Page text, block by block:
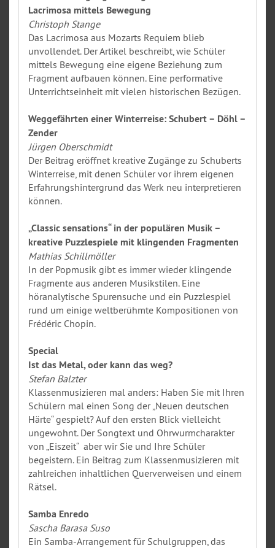
Lacrimosa mittels Bewegung
Christoph Stange
Das Lacrimosa aus Mozarts Requiem blieb
unvollendet. Der Artikel beschreibt, wie Schüler
mittels Bewegung eine eigene Beziehung zum
Fragment aufbauen können. Eine performative
Unterrichtseinheit mit vielen historischen Bezügen.
Weggefährten einer Winterreise: Schubert – Döhl –
Zender
Jürgen Oberschmidt
Der Beitrag eröffnet kreative Zugänge zu Schuberts
Winterreise, mit denen Schüler vor ihrem eigenen
Erfahrungshintergrund das Werk neu interpretieren
können.
„Classic sensations“ in der populären Musik –
kreative Puzzlespiele mit klingenden Fragmenten
Mathias Schillmöller
In der Popmusik gibt es immer wieder klingende
Fragmente aus anderen Musikstilen. Eine
höranalytische Spurensuche und ein Puzzlespiel
rund um einige weltberühmte Kompositionen von
Frédéric Chopin.
Special
Ist das Metal, oder kann das weg?
Stefan Balzter
Klassenmusizieren mal anders: Haben Sie mit Ihren
Schülern mal einen Song der „Neuen deutschen
Härte“ gespielt? Auf den ersten Blick vielleicht
ungewohnt. Der Songtext und Ohrwurmcharakter
von „Eiszeit“ aber wir Sie und Ihre Schüler
begeistern. Ein Beitrag zum Klassenmusizieren mit
zahlreichen inhaltlichen Querverweisen und einem
Rätsel.
Samba Enredo
Sascha Barasa Suso
Ein Samba-Arrangement für Schulgruppen, das